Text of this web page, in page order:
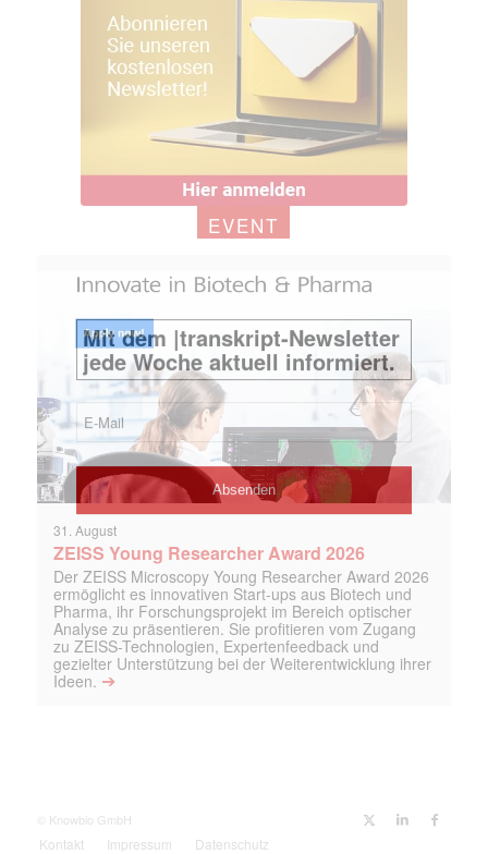
EVENT
31. August
ZEISS Young Researcher Award 2026
Der ZEISS Microscopy Young Researcher Award 2026
ermöglicht es innovativen Start-ups aus Biotech und
Pharma, ihr Forschungsprojekt im Bereich optischer
Analyse zu präsentieren. Sie profitieren vom Zugang
zu ZEISS-Technologien, Expertenfeedback und
gezielter Unterstützung bei der Weiterentwicklung ihrer
Ideen. ➔
© Knowbio GmbH
Kontakt Impressum Datenschutz